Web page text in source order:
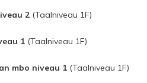
2 (Taalniveau 1F)
1 (Taalniveau 1F)
mbo niveau 1 (Taalniveau 1F)